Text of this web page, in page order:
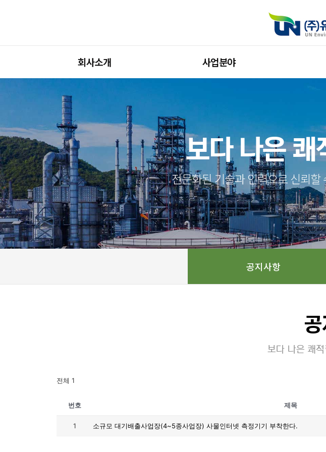
회사소개 사업분야
보다 나은 쾌
전문화된 기술과 인력으로 신뢰
공지사항
보다 나은 쾌
전체 1
번호 제목
1 소규모 대기배출사업장(4~5종사업장) 사물인터넷 측정기기 부착한다.